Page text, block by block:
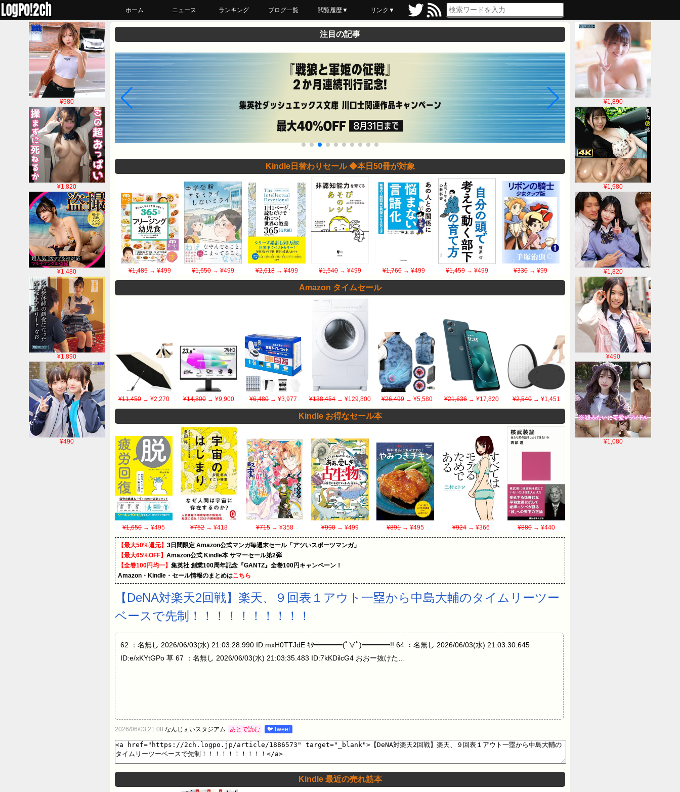
ホーム ニュース ランキング ブログ一覧 閲覧履歴▼
最近読んだ
あとで読む
ブックマーク
リンク▼
¥1,890
¥1,980
¥1,820
¥490
¥1,080
¥980
¥1,820
¥1,480
¥1,890
¥490
注目の記事
Kindle日替わりセール ◆本日50冊が対象
¥1,485→ ¥499 ¥1,650 → ¥499 ¥2,618→ ¥499 ¥1,540 → ¥499 ¥1,760→ ¥499 ¥1,459 → ¥499 ¥330 → ¥99
Amazon タイムセール
¥11,450→ ¥2,270 ¥14,800→ ¥9,900 ¥6,480 → ¥3,977 ¥138,454 → ¥129,800 ¥26,499→ ¥5,580 ¥21,636 → ¥17,820 ¥2,540 → ¥1,451
Kindle お得なセール本
¥1,650 → ¥495 ¥752→ ¥418 ¥715→ ¥358 ¥990→ ¥499 ¥891→ ¥495 ¥924→ ¥366 ¥880→ ¥440
【最大50%還元】 3日間限定 Amazon公式マンガ毎週末セール「アツいスポーツマンガ」
【最大65%OFF】 Amazon公式 Kindle本 サマーセール第2弾
【全巻100円均一】 集英社 創業100周年記念『GANTZ』全巻100円キャンペーン！
Amazon・Kindle・セール情報のまとめはこちら
【DeNA対楽天2回戦】楽天、９回表１アウト一塁から中島大輔のタイムリーツー
ベースで先制！！！！！！！！！！
62 ：名無し 2026/06/03(水) 21:03:28.990 ID:mxH0TTJdE ｷﾀ━━━━(ﾟ∀ﾟ)━━━━!! 64 ：名無し 2026/06/03(水) 21:03:30.645
ID:e/xKYtGPo 草 67 ：名無し 2026/06/03(水) 21:03:35.483 ID:7kKDilcG4 おおー抜けた…
2026/06/03 21:08 なんじぇいスタジアム あとで読む 🐦Tweet
Kindle 最近の売れ筋本